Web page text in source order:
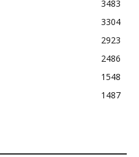
3483
3304
2923
2486
1548
1487